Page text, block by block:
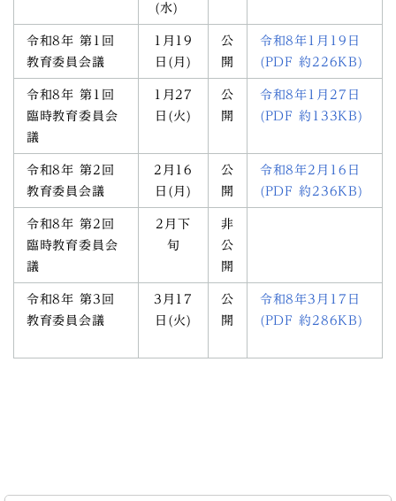
(水)
令和8年 第1回
教育委員会議
1月19
日(月)
公
開
令和8年1月19日
(PDF 約226KB)
令和8年 第1回
臨時教育委員会
議
1月27
日(火)
公
開
令和8年1月27日
(PDF 約133KB)
令和8年 第2回
教育委員会議
2月16
日(月)
公
開
令和8年2月16日
(PDF 約236KB)
令和8年 第2回
臨時教育委員会
議
2月下
旬
非
公
開
令和8年 第3回
教育委員会議
3月17
日(火)
公
開
令和8年3月17日
(PDF 約286KB)